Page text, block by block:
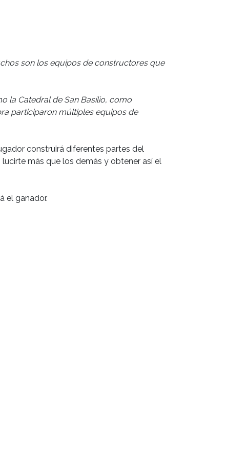
son los equipos de constructores que
la Catedral de San Basilio, como
participaron múltiples equipos de
construirá diferentes partes del
más que los demás y obtener así el
el ganador.